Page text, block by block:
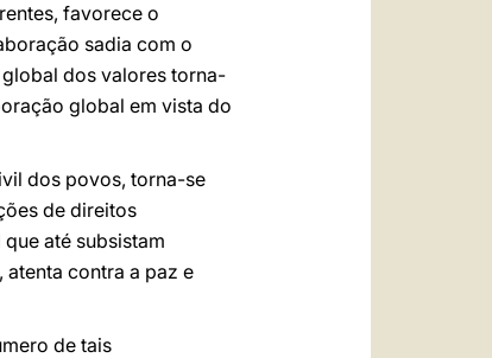
favorece o
sadia com o
dos valores torna-
global em vista do
dos povos, torna-se
de direitos
até subsistam
contra a paz e
de tais